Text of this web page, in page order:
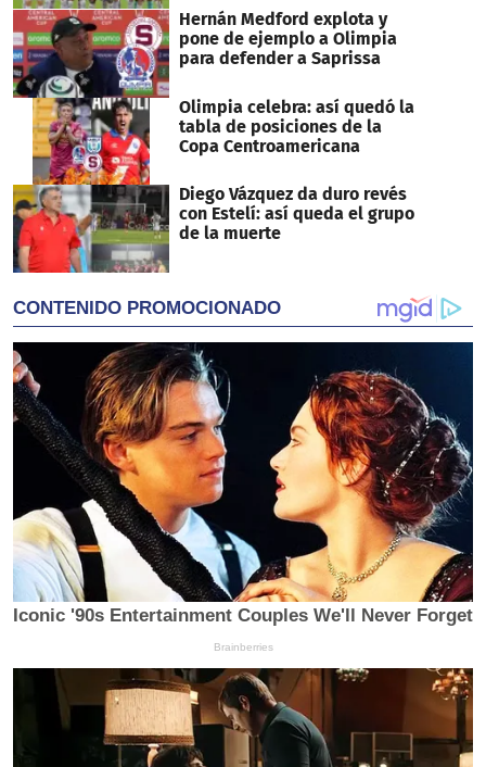
Hernán Medford explota y
pone de ejemplo a Olimpia
para defender a Saprissa
Olimpia celebra: así quedó la
tabla de posiciones de la
Copa Centroamericana
Diego Vázquez da duro revés
con Estelí: así queda el grupo
de la muerte